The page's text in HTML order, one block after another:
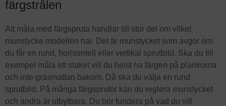
färgstrålen
Att måla med färgspruta handlar till stor del om vilket
munstycke modellen har. Det är munstycket som avgör om
du får en rund, horisontell eller vertikal sprutbild. Ska du till
exempel måla ett staket vill du helst ha färgen på plankorna
och inte gräsmattan bakom. Då ska du välja en rund
sprutbild. På många färgsprutor kan du reglera munstycket
och andra är utbytbara. Du bör fundera på vad du vill